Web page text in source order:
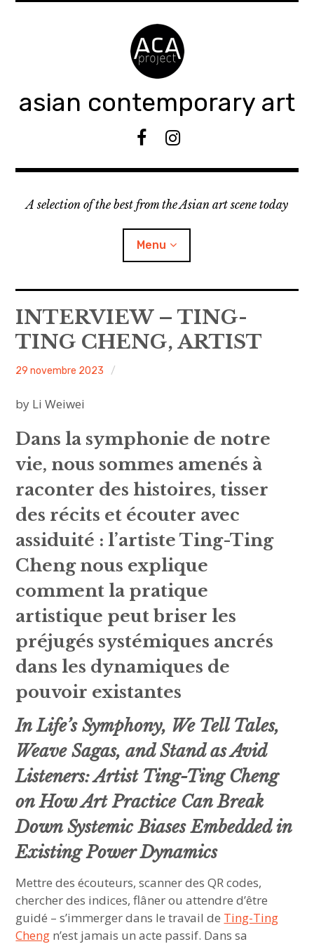
asian contemporary art
F
I
s
a
g
a
A selection of the best from the Asian art scene today
Menu
KEEP AN EYE ON
HAVE YOU MET
MEET US
ABOUT US
JOIN & SUPPORT
NEWSLETTER
INTERVIEW – TING-
TING CHENG, ARTIST
ACA
29 novembre 2023
by Li Weiwei
Dans la symphonie de notre
vie, nous sommes amenés à
raconter des histoires, tisser
des récits et écouter avec
assiduité : l’artiste Ting-Ting
Cheng nous explique
comment la pratique
artistique peut briser les
préjugés systémiques ancrés
dans les dynamiques de
pouvoir existantes
In Life’s Symphony, We Tell Tales,
Weave Sagas, and Stand as Avid
Listeners: Artist Ting-Ting Cheng
on How Art Practice Can Break
Down Systemic Biases Embedded in
Existing Power Dynamics
Mettre des écouteurs, scanner des QR codes,
chercher des indices, flâner ou attendre d’être
guidé – s’immerger dans le travail de Ting-Ting
Cheng n’est jamais un acte passif. Dans sa